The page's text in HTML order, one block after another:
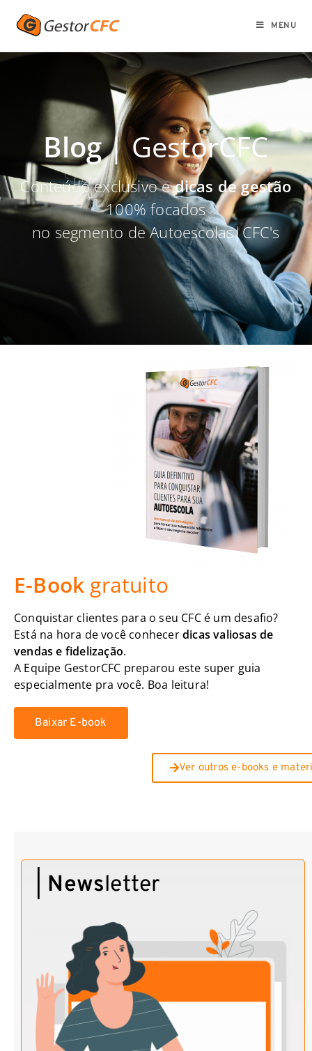
MENU
Blog| GestorCFC
Conteúdo exclusivo edicas de gestão
100% focados
no segmento de Autoescolas|CFC's
E-Book gratuito
Conquistar clientes para o seu CFC é um desafio?
Está na hora de você conhecerdicas valiosas de
vendas e fidelização.
A Equipe GestorCFC preparou este super guia
especialmente pra você. Boa leitura!
Baixar E-book
Ver outros e-books e
Newsletter